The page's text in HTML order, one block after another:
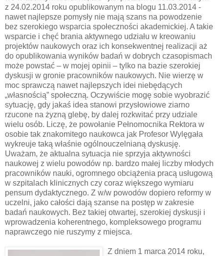
z 24.02.2014 roku opublikowanym na blogu 11.03.2014 -
nawet najlepsze pomysły nie mają szans na powodzenie
bez szerokiego wsparcia społeczności akademickiej. A takie
wsparcie i chęć brania aktywnego udziału w kreowaniu
projektów naukowych oraz ich konsekwentnej realizacji aż
do opublikowania wyników badań w dobrych czasopismach
może powstać – w mojej opinii – tylko na bazie szerokiej
dyskusji w gronie pracowników naukowych. Nie wierzę w
moc sprawczą nawet najlepszych idei niebędących
„własnością” społeczną. Oczywiście mogę sobie wyobrazić
sytuację, gdy jakaś idea stanowi przysłowiowe ziarno
rzucone na żyzną glebę, by dalej rozkwitać przy udziale
wielu osób. Liczę, że powołanie Pełnomocnika Rektora w
osobie tak znakomitego naukowca jak Profesor Wylęgała
wykreuje taką właśnie ogólnouczelnianą dyskusję.
Uważam, że aktualna sytuacja nie sprzyja aktywności
naukowej z wielu powodów np. bardzo małej liczby młodych
pracowników nauki, ogromnego obciążenia pracą usługową
w szpitalach klinicznych czy coraz większego wymiaru
pensum dydaktycznego. Z w/w powodów dopiero reformy w
uczelni, jako całości dają szanse na postęp w zakresie
badań naukowych. Bez takiej otwartej, szerokiej dyskusji i
wprowadzenia koherentnego, kompleksowego programu
naprawczego nie ruszymy z miejsca.
Z dniem 1 marca 2014 roku,